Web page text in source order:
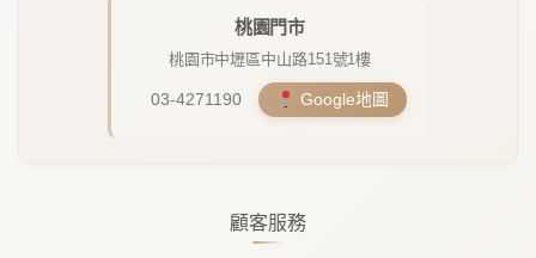
顧客服務
桃園門市
桃園市中壢區中山路151號1樓
03-4271190 Google地圖